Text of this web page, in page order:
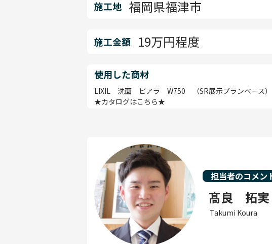
施工地 福岡県福津市
施工金額 19万円程度
使用した商材
LIXIL 洗面 ピアラ W750 （SR展示プランベース）
★カタログはこちら★
担当者のコメン
髙良 拓実
Takumi Koura